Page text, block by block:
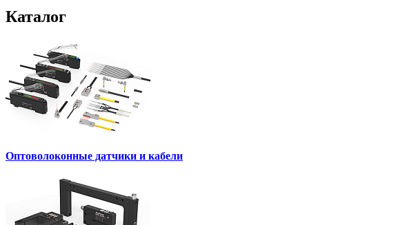
Каталог
Оптоволоконные датчики и кабели